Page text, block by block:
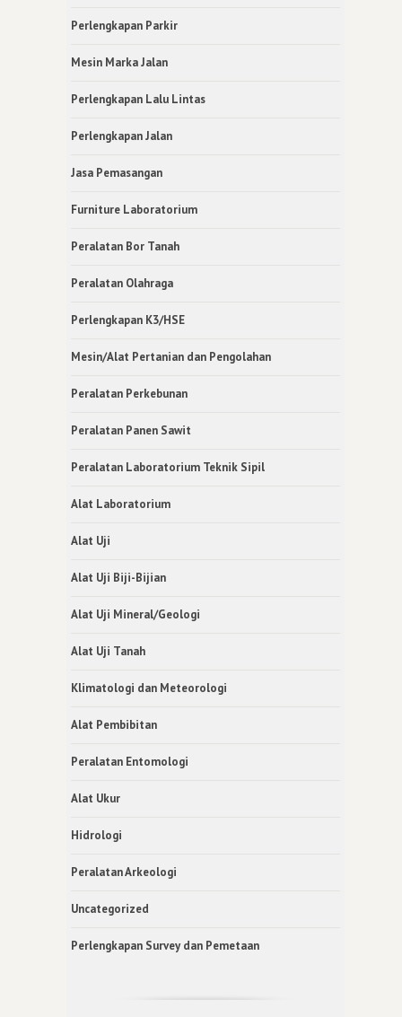
Perlengkapan Parkir
Mesin Marka Jalan
Perlengkapan Lalu Lintas
Perlengkapan Jalan
Jasa Pemasangan
Furniture Laboratorium
Peralatan Bor Tanah
Peralatan Olahraga
Perlengkapan K3/HSE
Mesin/Alat Pertanian dan Pengolahan
Peralatan Perkebunan
Peralatan Panen Sawit
Peralatan Laboratorium Teknik Sipil
Alat Laboratorium
Alat Uji
Alat Uji Biji-Bijian
Alat Uji Mineral/Geologi
Alat Uji Tanah
Klimatologi dan Meteorologi
Alat Pembibitan
Peralatan Entomologi
Alat Ukur
Hidrologi
Peralatan Arkeologi
Uncategorized
Perlengkapan Survey dan Pemetaan